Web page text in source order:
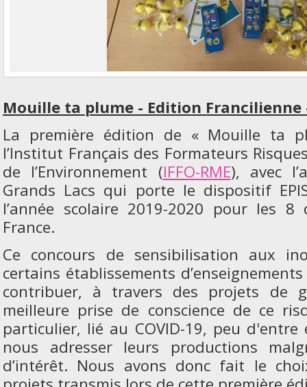
Mouille ta plume - Edition Francilienne
La première édition de « Mouille ta
l’Institut Français des Formateurs
de l’Environnement (IFFO-RME), avec
Grands Lacs qui porte le dispositif
l’année scolaire 2019-2020 pour les 8
France.
Ce concours de sensibilisation aux
certains établissements
contribuer, à travers des projets de
meilleure prise de conscience de ce
particulier, lié au COVID-19, peu
nous adresser leurs productions
d’intérêt. Nous avons donc fait le